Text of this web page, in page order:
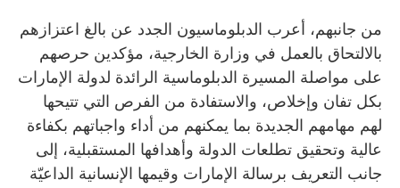
من جانبهم، أعرب الدبلوماسيون الجدد عن بالغ اعتزازهم
بالالتحاق بالعمل في وزارة الخارجية، مؤكدين حرصهم
على مواصلة المسيرة الدبلوماسية الرائدة لدولة الإمارات
بكل تفان وإخلاص، والاستفادة من الفرص التي تتيحها
لهم مهامهم الجديدة بما يمكنهم من أداء واجباتهم بكفاءة
عالية وتحقيق تطلعات الدولة وأهدافها المستقبلية، إلى
جانب التعريف برسالة الإمارات وقيمها الإنسانية الداعيّة